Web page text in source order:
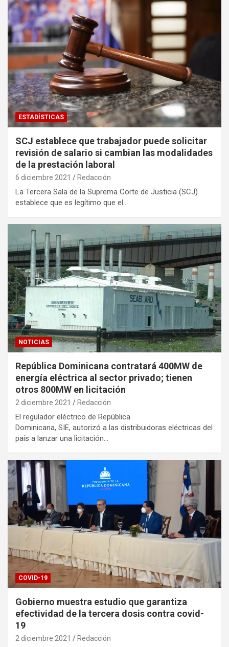
ESTADÍSTICAS
SCJ establece que trabajador puede solicitar
revisión de salario si cambian las modalidades
de la prestación laboral
6 diciembre 2021 Redacción
La Tercera Sala de la Suprema Corte de Justicia (SCJ)
establece que es legítimo que el…
NOTICIAS
República Dominicana contratará 400MW de
energía eléctrica al sector privado; tienen
otros 800MW en licitación
2 diciembre 2021 Redacción
El regulador eléctrico de República
Dominicana, SIE, autorizó a las distribuidoras eléctricas del
país a lanzar una licitación…
COVID-19
Gobierno muestra estudio que garantiza
efectividad de la tercera dosis contra covid-
19
2 diciembre 2021 Redacción